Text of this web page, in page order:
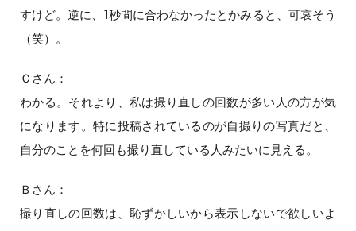
すけど。逆に、1秒間に合わなかったとかみると、可哀そう
（笑）。
Ｃさん：
わかる。それより、私は撮り直しの回数が多い人の方が気
になります。特に投稿されているのが自撮りの写真だと、
自分のことを何回も撮り直している人みたいに見える。
Ｂさん：
撮り直しの回数は、恥ずかしいから表示しないで欲しいよ